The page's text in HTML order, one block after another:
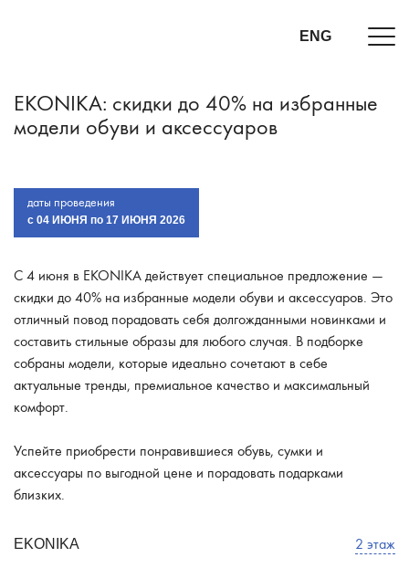
ENG
EKONIKA: скидки до 40% на избранные
модели обуви и аксессуаров
даты проведения
c 04 ИЮНЯ по 17 ИЮНЯ 2026
EKONIKA 2 этаж
С 4 июня в EKONIKA действует специальное предложение —
скидки до 40% на избранные модели обуви и аксессуаров. Это
отличный повод порадовать себя долгожданными новинками и
составить стильные образы для любого случая. В подборке
собраны модели, которые идеально сочетают в себе
актуальные тренды, премиальное качество и максимальный
комфорт.
Успейте приобрести понравившиеся обувь, сумки и
аксессуары по выгодной цене и порадовать подарками
близких.